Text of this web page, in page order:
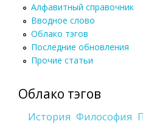
Алфавитный справочник
Вводное слово
Облако тэгов
Последние обновления
Прочие статьи
Облако тэгов
История Философия